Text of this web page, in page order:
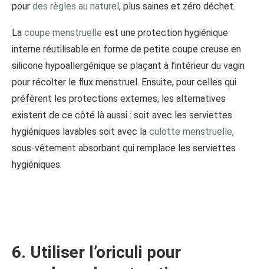
pour des règles au naturel, plus saines et zéro déchet.
La coupe menstruelle est une protection hygiénique
interne réutilisable en forme de petite coupe creuse en
silicone hypoallergénique se plaçant à l’intérieur du vagin
pour récolter le flux menstruel. Ensuite, pour celles qui
préfèrent les protections externes, les alternatives
existent de ce côté là aussi : soit avec les serviettes
hygiéniques lavables soit avec la culotte menstruelle,
sous-vêtement absorbant qui remplace les serviettes
hygiéniques.
6. Utiliser l’oriculi pour